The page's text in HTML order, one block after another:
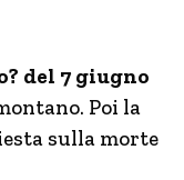
del 7 giugno
Poi la
sulla morte